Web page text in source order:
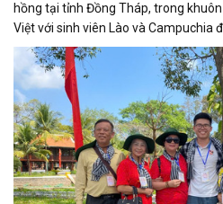
hồng tại tỉnh Đồng Tháp, trong
Việt với sinh viên Lào và Campuchia
2025.